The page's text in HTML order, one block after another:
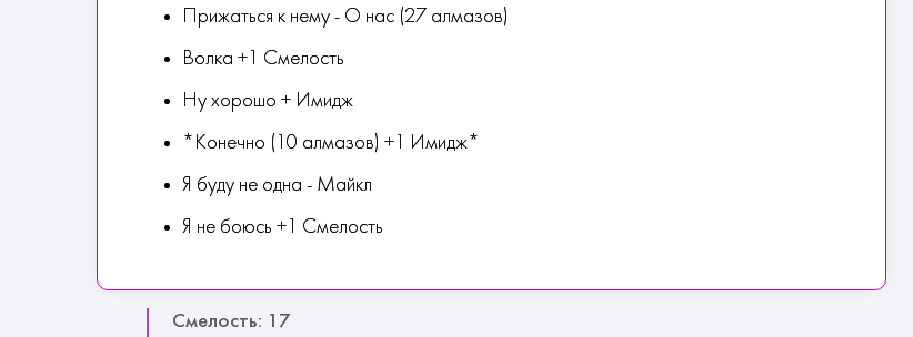
Прижаться к нему - О нас (27 алмазов)
Волка +1 Смелость
Ну хорошо + Имидж
*Конечно (10 алмазов) +1 Имидж*
Я буду не одна - Майкл
Я не боюсь +1 Смелость
Смелость: 17